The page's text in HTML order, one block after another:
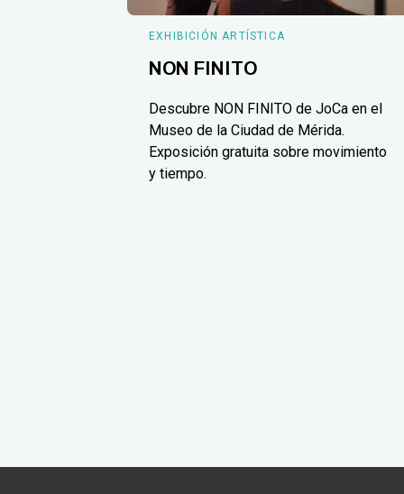
EXHIBICIÓN ARTÍSTICA
NON FINITO
Descubre NON FINITO de JoCa en el
Museo de la Ciudad de Mérida.
Exposición gratuita sobre movimiento
y tiempo.